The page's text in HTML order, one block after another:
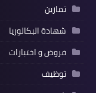
تمارين
شهادة البكالوريا
فروض و اختبارات
توظيف